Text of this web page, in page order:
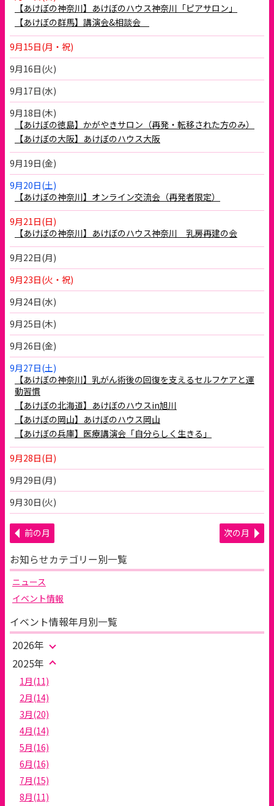
【あけぼの神奈川】あけぼのハウス神奈川「ピアサロン」
【あけぼの群馬】講演会&相談会
9月15日(月・祝)
9月16日(火)
9月17日(水)
9月18日(木)
【あけぼの徳島】かがやきサロン（再発・転移された方のみ）
【あけぼの大阪】あけぼのハウス大阪
9月19日(金)
9月20日(土)
【あけぼの神奈川】オンライン交流会（再発者限定）
9月21日(日)
【あけぼの神奈川】あけぼのハウス神奈川 乳房再建の会
9月22日(月)
9月23日(火・祝)
9月24日(水)
9月25日(木)
9月26日(金)
9月27日(土)
【あけぼの神奈川】乳がん術後の回復を支えるセルフケアと運
動習慣
【あけぼの北海道】あけぼのハウスin旭川
【あけぼの岡山】あけぼのハウス岡山
【あけぼの兵庫】医療講演会「自分らしく生きる」
9月28日(日)
9月29日(月)
9月30日(火)
前の月 次の月
お知らせカテゴリー別一覧
ニュース
イベント情報
イベント情報年月別一覧
2026年
2025年
1月(11)
2月(14)
3月(20)
4月(14)
5月(16)
6月(16)
7月(15)
8月(11)